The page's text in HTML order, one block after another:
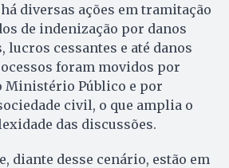
diversas ações em tramitação
de indenização por danos
lucros cessantes e até danos
foram movidos por
Ministério Público e por
civil, o que amplia o
das discussões.
diante desse cenário, estão em